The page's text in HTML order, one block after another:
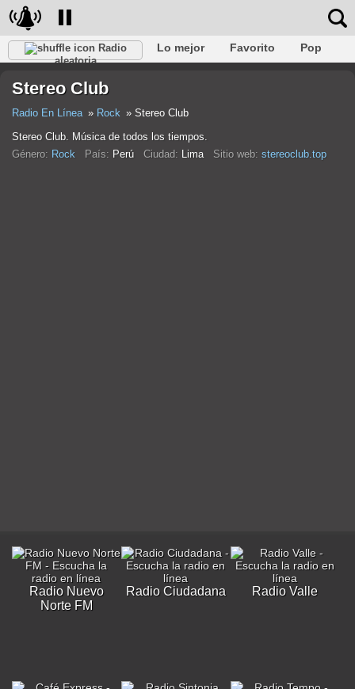
Radio
aleatoria
Lo mejor Favorito
Pop
Rap
Trans
Stereo Club
Radio En Línea Rock
Stereo Club
Stereo Club. Música de todos los tiempos.
Género: Rock País: Perú Ciudad: Lima Sitio web: stereoclub.top
Radio Nuevo
Norte FM
Radio Ciudadana Radio Valle